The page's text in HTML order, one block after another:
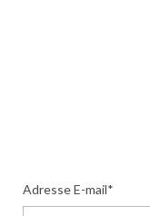
Adresse E-mail*